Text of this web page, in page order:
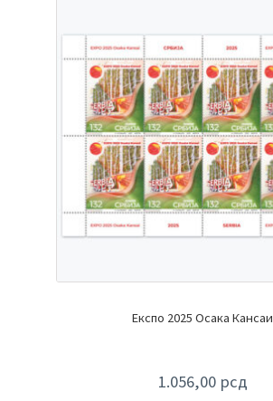
Експо 2025 Осака Кансаи
1.056,00 рсд